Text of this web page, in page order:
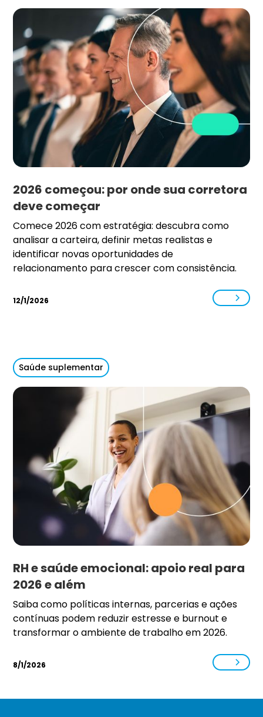
2026 começou: por onde sua corretora
deve começar
Comece 2026 com estratégia: descubra como
analisar a carteira, definir metas realistas e
identificar novas oportunidades de
relacionamento para crescer com consistência.
12/1/2026
Saúde suplementar
RH e saúde emocional: apoio real para
2026 e além
Saiba como políticas internas, parcerias e ações
contínuas podem reduzir estresse e burnout e
transformar o ambiente de trabalho em 2026.
8/1/2026